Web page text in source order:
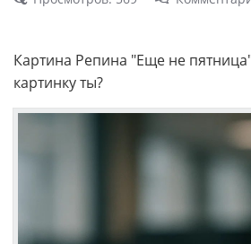
Картина Репина "Еще не
картинку ты?